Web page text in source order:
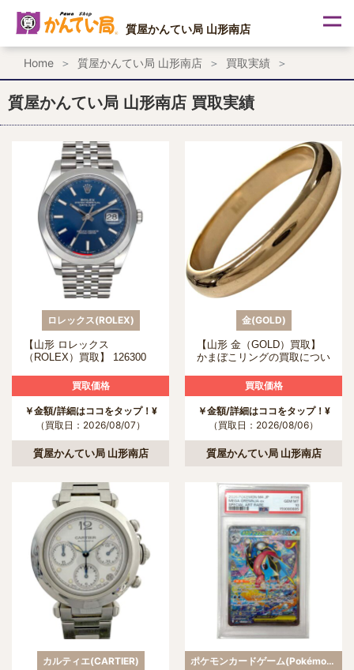
ス
ッ
質屋かんてい局 山形南店
Home 質屋かんてい局 山形南店 買取実績
質屋かんてい局 山形南店 買取実績
ロレックス(ROLEX)
【山形 ロレックス
（ROLEX）買取】 126300
買取価格
￥金額/詳細はココをタップ！¥
（買取日：2026/08/07）
質屋かんてい局 山形南店
金(GOLD)
【山形 金（GOLD）買取】
かまぼこリングの買取につい
買取価格
￥金額/詳細はココをタップ！¥
（買取日：2026/08/06）
質屋かんてい局 山形南店
カルティエ(CARTIER) ポケモンカードゲーム(Pokémon Trading Card Game)